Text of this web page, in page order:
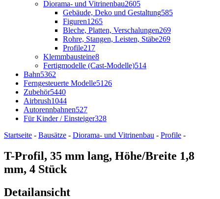
Diorama- und Vitrinenbau2605
Gebäude, Deko und Gestaltung585
Figuren1265
Bleche, Platten, Verschalungen269
Rohre, Stangen, Leisten, Stäbe269
Profile217
Klemmbausteine8
Fertigmodelle (Cast-Modelle)514
Bahn5362
Ferngesteuerte Modelle5126
Zubehör5440
Airbrush1044
Autorennbahnen527
Für Kinder / Einsteiger328
Startseite - Bausätze - Diorama- und Vitrinenbau - Profile -
T-Profil, 35 mm lang, Höhe/Breite 1,8
mm, 4 Stück
Detailansicht